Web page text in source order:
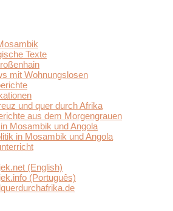
Texte
mit Wohnungslosen
und quer durch Afrika
aus dem Morgengrauen
Mosambik und Angola
in Mosambik und Angola
(English)
(Português)